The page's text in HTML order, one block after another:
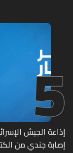
تحت الأرض
5
إذاعة الجيش
إصابة جندي من